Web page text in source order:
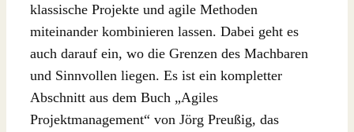
klassische Projekte und agile Methoden
miteinander kombinieren lassen. Dabei geht es
auch darauf ein, wo die Grenzen des Machbaren
und Sinnvollen liegen. Es ist ein kompletter
Abschnitt aus dem Buch „Agiles
Projektmanagement“ von Jörg Preußig, das